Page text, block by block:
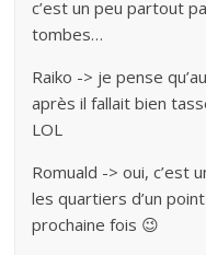
c’est un peu partout
tombes…
Raiko -> je pense
après il fallait bien
LOL
Romuald -> oui, c’est
les quartiers d’un
prochaine fois 😉